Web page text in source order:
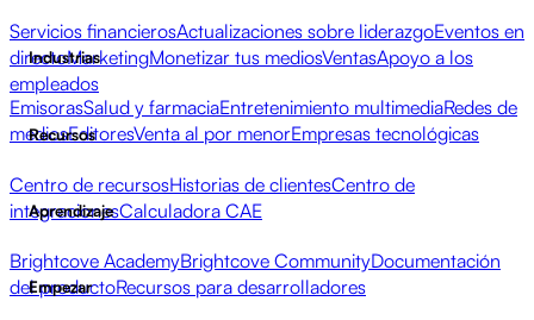
Servicios financierosActualizaciones sobre liderazgoEventos en
directoMarketingMonetizar tus mediosVentasApoyo a los
empleados
Industrias
EmisorasSalud y farmaciaEntretenimiento multimediaRedes de
mediosEditoresVenta al por menorEmpresas tecnológicas
Recursos
Centro de recursosHistorias de clientesCentro de
integracionesCalculadora CAE
Aprendizaje
Brightcove AcademyBrightcove CommunityDocumentación
del productoRecursos para desarrolladores
Empezar